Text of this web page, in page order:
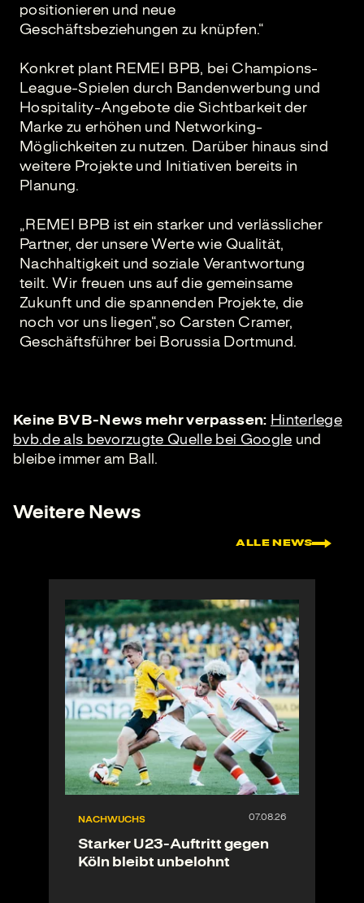
positionieren und neue
Geschäftsbeziehungen zu knüpfen.“
Konkret plant REMEI BPB, bei Champions-
League-Spielen durch Bandenwerbung und
Hospitality-Angebote die Sichtbarkeit der
Marke zu erhöhen und Networking-
Möglichkeiten zu nutzen. Darüber hinaus sind
weitere Projekte und Initiativen bereits in
Planung.
„REMEI BPB ist ein starker und verlässlicher
Partner, der unsere Werte wie Qualität,
Nachhaltigkeit und soziale Verantwortung
teilt. Wir freuen uns auf die gemeinsame
Zukunft und die spannenden Projekte, die
noch vor uns liegen“,so Carsten Cramer,
Geschäftsführer bei Borussia Dortmund.
Keine BVB-News mehr verpassen: Hinterlege
bvb.de als bevorzugte Quelle bei Google und
bleibe immer am Ball.
Weitere News
ALLE NEWS
NACHWUCHS
Starker U23-Auftritt gegen
Köln bleibt unbelohnt